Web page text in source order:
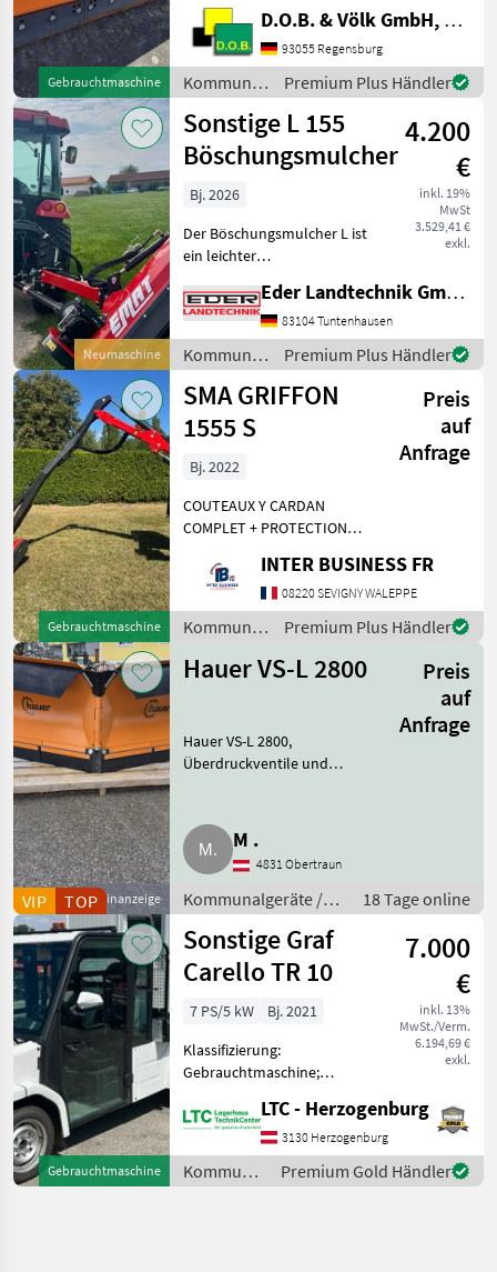
Gebrauchtmaschine
PSV Gleitkufensatz
Standard Kommunalgeräte
Winterdienst
D.O.B. & Völk GmbH, Filiale Regensburg
93055 Regensburg
Kommunalgeräte
/ Samasz
Premium Plus Händler
Neumaschine
Sonstige L 155
Böschungsmulcher
4.200
€
inkl. 19%
MwSt
3.529,41 €
exkl.
Bj. 2026
Der Böschungsmulcher L ist
ein leichter
Parallelogrammführung
und die ideale Lösung für
Traktoren mit geringerer
Leistung (Ab 25 PS). Er
eignet s
Eder Landtechnik GmbH
83104 Tuntenhausen
Kommunalgeräte
/ Sonstige
Premium Plus Händler
Gebrauchtmaschine
SMA GRIFFON
1555 S
Preis
auf
Anfrage
Bj. 2022
COUTEAUX Y CARDAN
COMPLET + PROTECTION
HEURES Kommunalgeräte
Böschungsmäher
INTER BUSINESS FR
08220 SEVIGNY WALEPPE
KommunalgerätePremium Plus Händler
Kleinanzeige
VIP TOP
Hauer VS-L 2800
Preis
auf
Anfrage
Hauer VS-L 2800,
Überdruckventile und
Schürfleiste Gummi-Gewebe,
indirekte Beleuchtung. Der
Pflug ist unbenutzt un
M .
4831 Obertraun
Kommunalgeräte /
Streutechnik
18 Tage online
Gebrauchtmaschine
Sonstige Graf
Carello TR 10
7.000
€
inkl. 13%
MwSt./Verm.
6.194,69 €
exkl.
7 PS/5 kW
Bj. 2021
Klassifizierung:
Gebrauchtmaschine;
L0JEBAD01M1009430;
Anzahl Vorbesitzer: 1;
Weitere
Maschinenmerkmale: Mit
LTC - Herzogenburg
3130 Herzogenburg
Kommunalgeräte
/ Sonstige
Premium Gold Händler